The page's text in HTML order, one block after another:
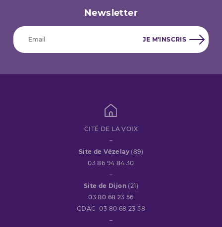
Newsletter
CITÉ DE LA VOIX
–
Site de Vézelay (89)
03 86 94 84 30
–
Site de Dijon (21)
03 80 68 23 56
CDAC 03 80 68 23 58
–